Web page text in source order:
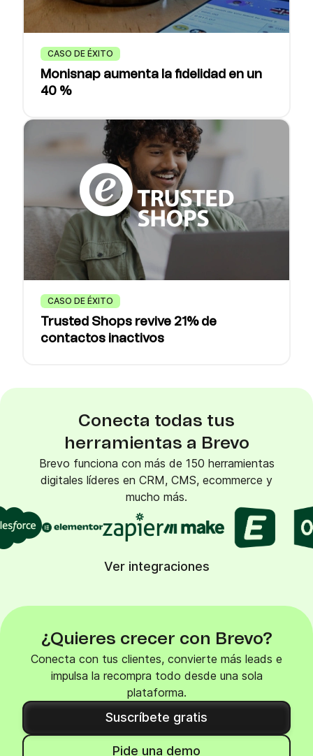
CASO DE ÉXITO
Monisnap aumenta la fidelidad en un
40 %
CASO DE ÉXITO
Trusted Shops revive 21% de
contactos inactivos
Conecta todas tus
herramientas a Brevo
Brevo funciona con más de 150 herramientas
digitales líderes en CRM, CMS, ecommerce y
mucho más.
Ver integraciones
¿Quieres crecer con Brevo?
Conecta con tus clientes, convierte más leads e
impulsa la recompra todo desde una sola
plataforma.
Suscríbete gratis
Pide una demo